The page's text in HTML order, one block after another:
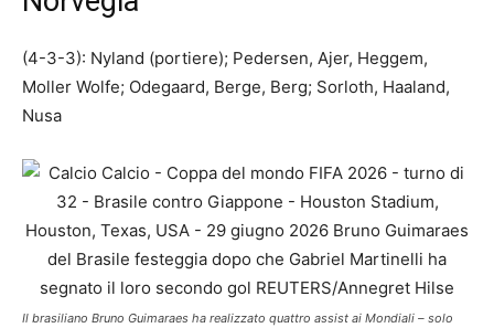
(4-3-3): Nyland (portiere); Pedersen, Ajer, Heggem,
Moller Wolfe; Odegaard, Berge, Berg; Sorloth, Haaland,
Nusa
Il brasiliano Bruno Guimaraes ha realizzato quattro assist ai Mondiali – solo